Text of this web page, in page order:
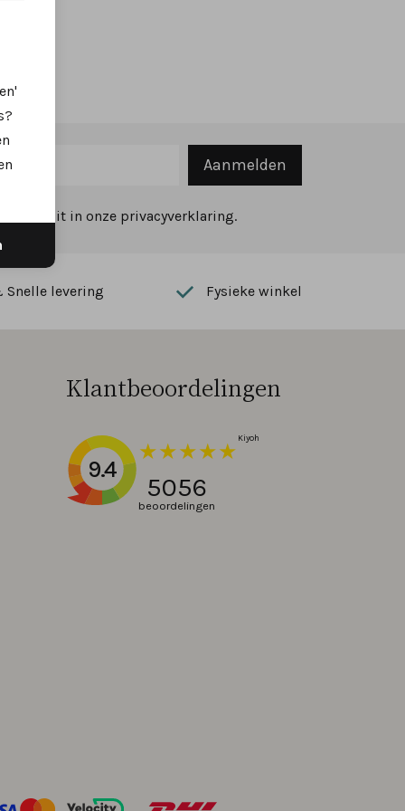
Aanmelden
Bekijk dit in onze privacyverklaring.
Snelle levering Fysieke winkel
Klantbeoordelingen
9.4
5056
beoordelingen